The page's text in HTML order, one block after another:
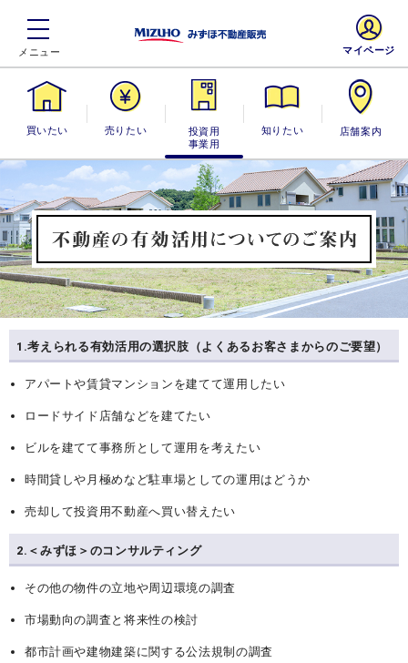
買いたい 売りたい
投資用・事業
用
知りたい 店舗案内
マイページ
1.考えられる有効活用の選択肢（よくあるお客さまからのご要望）
アパートや賃貸マンションを建てて運用したい
ロードサイド店舗などを建てたい
ビルを建てて事務所として運用を考えたい
時間貸しや月極めなど駐車場としての運用はどうか
売却して投資用不動産へ買い替えたい
2.＜みずほ＞のコンサルティング
その他の物件の立地や周辺環境の調査
市場動向の調査と将来性の検討
都市計画や建物建築に関する公法規制の調査